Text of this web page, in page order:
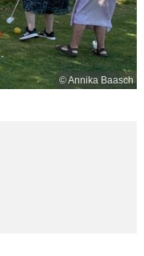
© Annika Baasch